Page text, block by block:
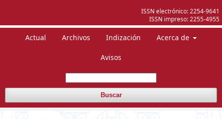
ISSN electrónico: 2254-9641
ISSN impreso: 2255-4955
Actual Archivos Indización Acerca de
Avisos
Buscar